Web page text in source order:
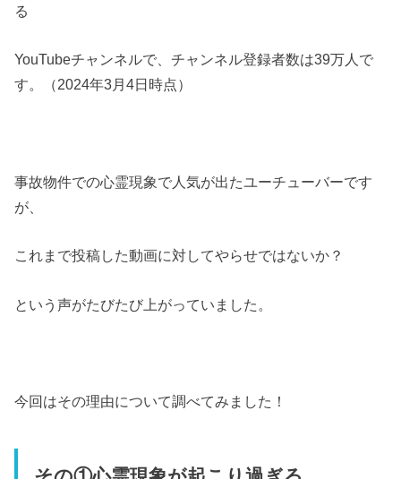
る
YouTubeチャンネルで、チャンネル登録者数は39万人で
す。（2024年3月4日時点）
事故物件での心霊現象で人気が出たユーチューバーです
が、
これまで投稿した動画に対してやらせではないか？
という声がたびたび上がっていました。
今回はその理由について調べてみました！